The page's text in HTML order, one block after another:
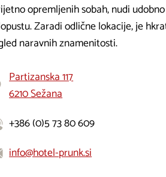
opremljenih sobah, nudi
Zaradi odlične lokacije, je
naravnih znamenitosti.
Partizanska 117
6210 Sežana
+386 (0)5 73 80 609
info@hotel-prunk.si